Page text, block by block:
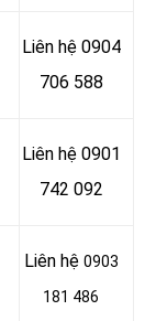
Liên hệ 0904
706 588
Liên hệ 0901
742 092
Liên hệ 0903
181 486